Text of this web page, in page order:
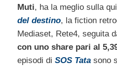
Muti, ha la meglio sulla
del destino, la fiction
Mediaset, Rete4, seguita
con uno share pari al
episodi di SOS Tata sono